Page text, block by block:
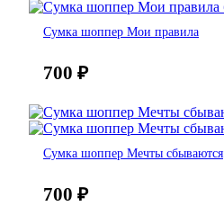
Сумка шоппер Мои правила
700 ₽
Сумка шоппер Мечты сбываются
700 ₽